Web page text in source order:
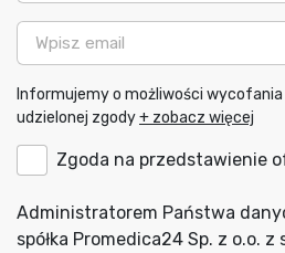
Email
B2C-
PL
wycofania
zgody*
Informujemy o możliwości
udzielonej zgody+ zobacz więcej
B2C-
Zgoda
na
Zgoda na przedstawienie
B2C-
ALL
Administratorem Państwa
spółka Promedica24 Sp. z o.o.